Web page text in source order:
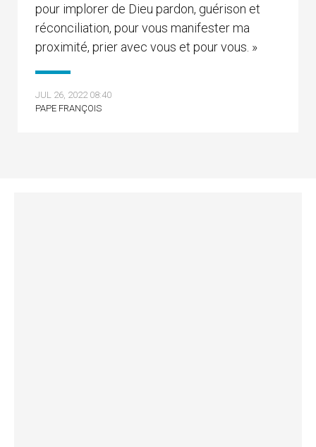
pour implorer de Dieu pardon, guérison et
réconciliation, pour vous manifester ma
proximité, prier avec vous et pour vous. »
JUL 26, 2022 08:40
PAPE FRANÇOIS